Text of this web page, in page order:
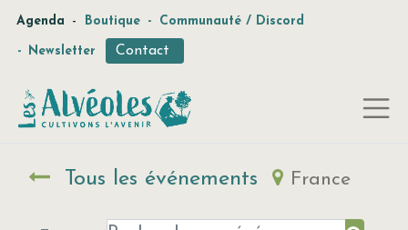
Agenda - Boutique - Communauté / Discord
- Newsletter Contact
Tous les événements France